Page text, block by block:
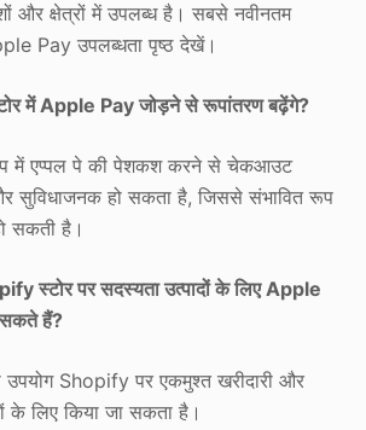
और क्षेत्रों में उपलब्ध है। सबसे नवीनतम
Pay उपलब्धता पृष्ठ देखें।
में Apple Pay जोड़ने से रूपांतरण बढ़ेंगे?
में एप्पल पे की पेशकश करने से चेकआउट
हो सकता है, जिससे संभावित रूप
सकती है।
स्टोर पर सदस्यता उत्पादों के लिए Apple
सकते हैं?
Shopify पर एकमुश्त खरीदारी और
के लिए किया जा सकता है।